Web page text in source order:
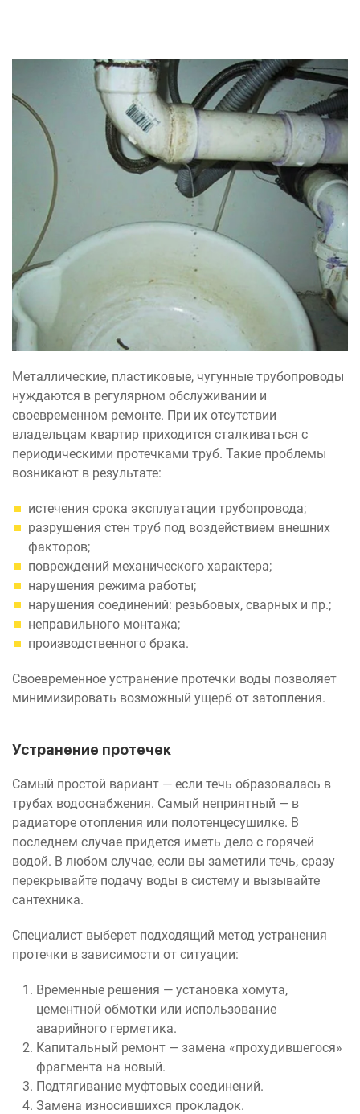
Металлические, пластиковые, чугунные трубопроводы
нуждаются в регулярном обслуживании и
своевременном ремонте. При их отсутствии
владельцам квартир приходится сталкиваться с
периодическими протечками труб. Такие проблемы
возникают в результате:
истечения срока эксплуатации трубопровода;
разрушения стен труб под воздействием внешних
факторов;
повреждений механического характера;
нарушения режима работы;
нарушения соединений: резьбовых, сварных и пр.;
неправильного монтажа;
производственного брака.
Своевременное устранение протечки воды позволяет
минимизировать возможный ущерб от затопления.
Устранение протечек
Самый простой вариант — если течь образовалась в
трубах водоснабжения. Самый неприятный — в
радиаторе отопления или полотенцесушилке. В
последнем случае придется иметь дело с горячей
водой. В любом случае, если вы заметили течь, сразу
перекрывайте подачу воды в систему и вызывайте
сантехника.
Специалист выберет подходящий метод устранения
протечки в зависимости от ситуации:
Временные решения — установка хомута,
цементной обмотки или использование
аварийного герметика.
Капитальный ремонт — замена «прохудившегося»
фрагмента на новый.
Подтягивание муфтовых соединений.
Замена износившихся прокладок.